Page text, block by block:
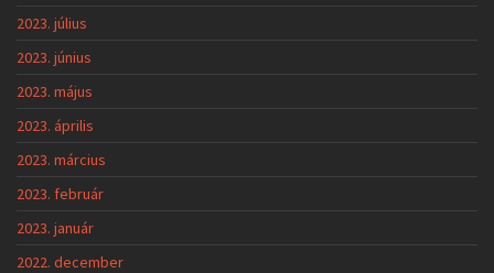
2023. július
2023. június
2023. május
2023. április
2023. március
2023. február
2023. január
2022. december